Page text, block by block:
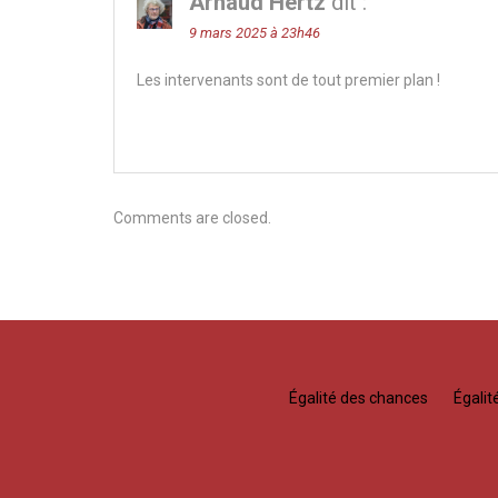
9 mars 2025 à 23h46
Les intervenants sont de tout premier plan !
Comments are closed.
Égalité des chances